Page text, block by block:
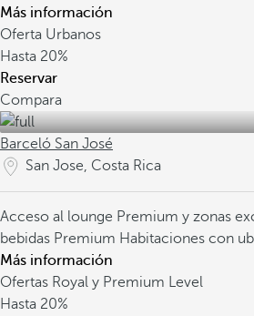
Más información
Oferta Urbanos
Hasta 20%
Reservar
Compara
Barceló San José
San Jose, Costa Rica
Acceso al lounge Premium y zonas
bebidas Premium Habitaciones con
Más información
Ofertas Royal y Premium Level
Hasta 20%